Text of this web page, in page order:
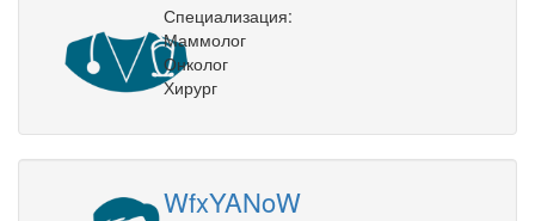
Специализация:
Маммолог
Онколог
Хирург
WfxYANoW